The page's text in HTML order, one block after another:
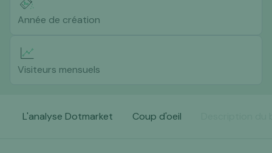
Année de création
Visiteurs mensuels
L'analyse Dotmarket Coup d'oeil